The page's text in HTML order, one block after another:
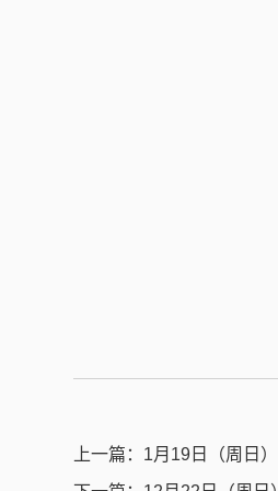
上一篇： 1月19日（周日